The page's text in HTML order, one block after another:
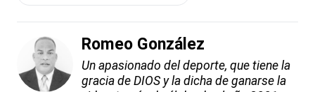
Romeo González
Un apasionado del deporte, que tiene la
gracia de DIOS y la dicha de ganarse la